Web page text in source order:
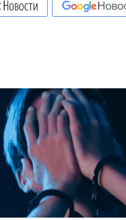
ЭТО У НАС СЕМЕЙНОЕ
АНТИТЕРРОР
НОВОСТИ
ОФИЦИАЛЬНО